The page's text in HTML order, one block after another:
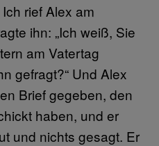
rief Alex am
ihn: „Ich weiß, Sie
am Vatertag
gefragt?“ Und Alex
Brief gegeben, den
haben, und er
und nichts gesagt. Er